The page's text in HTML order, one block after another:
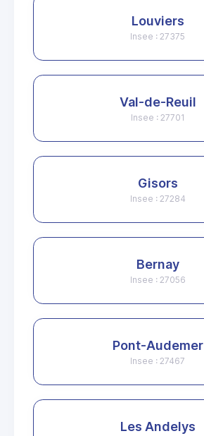
Louviers
Insee : 27375
Val-de-Reuil
Insee : 27701
Gisors
Insee : 27284
Bernay
Insee : 27056
Pont-Audemer
Insee : 27467
Les Andelys